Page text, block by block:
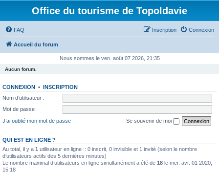
Office du tourisme de Topoldavie
FAQ Connexion
Inscription
Accueil du forum
Nous sommes le ven. août 07 2026, 21:35
Aucun forum.
CONNEXION • INSCRIPTION
Nom d’utilisateur :
Mot de passe :
J’ai oublié mon mot de passe
Se souvenir de moi
QUI EST EN LIGNE ?
Au total, il y a 1 utilisateur en ligne :: 0 inscrit, 0 invisible et 1 invité (selon le nombre
d’utilisateurs actifs des 5 dernières minutes)
Le nombre maximal d’utilisateurs en ligne simultanément a été de 18 le mer. avr. 01 2020,
15:18